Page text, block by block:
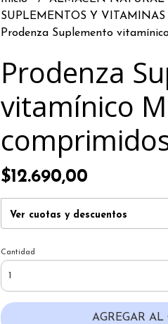
SUPLEMENTOS Y VITAMINAS
Prodenza Suplemento
Prodenza
vitamínico
$12.690,00
Ver cuotas y descuentos
Cantidad
AGREGAR AL